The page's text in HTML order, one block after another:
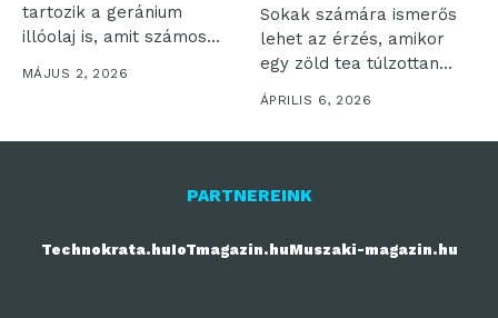
tartozik a geránium
illóolaj is, amit számos
módon...
MÁJUS 2, 2026
Sokak számára ismerős
lehet az érzés, amikor
egy zöld tea túlzottan
„füves”...
ÁPRILIS 6, 2026
PARTNEREINK
Technokrata.huIoTmagazin.huMuszaki-magazin.hu